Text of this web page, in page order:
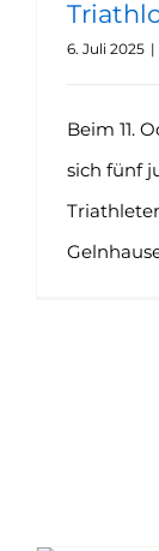
6. Juli 2025 |
Beim 11.
sich fünf